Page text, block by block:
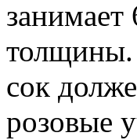
занимает
толщины.
сок
розовые